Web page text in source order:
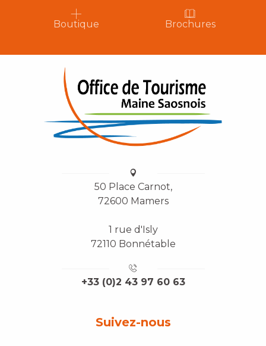
Boutique Brochures
50 Place Carnot,
72600 Mamers
1 rue d'Isly
72110 Bonnétable
+33 (0)2 43 97 60 63
Suivez-nous